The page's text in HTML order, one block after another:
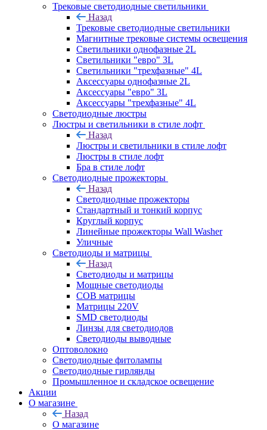
Трековые светодиодные светильники
Назад
Трековые светодиодные светильники
Магнитные трековые системы освещения
Светильники однофазные 2L
Светильники "евро" 3L
Светильники "трехфазные" 4L
Аксессуары однофазные 2L
Аксессуары "евро" 3L
Аксессуары "трехфазные" 4L
Светодиодные люстры
Люстры и светильники в стиле лофт
Назад
Люстры и светильники в стиле лофт
Люстры в стиле лофт
Бра в стиле лофт
Светодиодные прожекторы
Назад
Светодиодные прожекторы
Стандартный и тонкий корпус
Круглый корпус
Линейные прожекторы Wall Washer
Уличные
Светодиоды и матрицы
Назад
Светодиоды и матрицы
Мощные светодиоды
COB матрицы
Матрицы 220V
SMD светодиоды
Линзы для светодиодов
Светодиоды выводные
Оптоволокно
Светодиодные фитолампы
Светодиодные гирлянды
Промышленное и складское освещение
Акции
О магазине
Назад
О магазине